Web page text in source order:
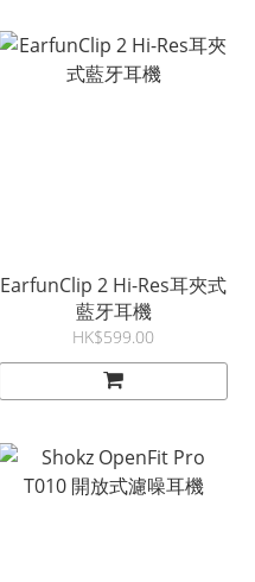
EarfunClip 2 Hi-Res耳夾式
藍牙耳機
HK$599.00